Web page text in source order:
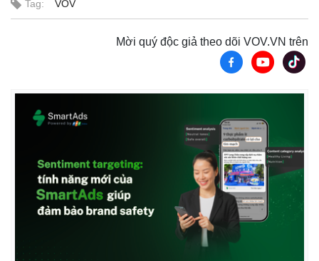
Tag: VOV
Mời quý độc giả theo dõi VOV.VN trên